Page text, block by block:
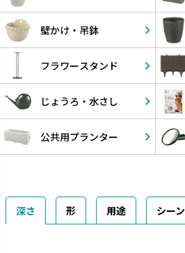
壁かけ・ 吊鉢
フラワースタンド
じょうろ・ 水さし
公共用プランター
深さ 形 用途 シーン